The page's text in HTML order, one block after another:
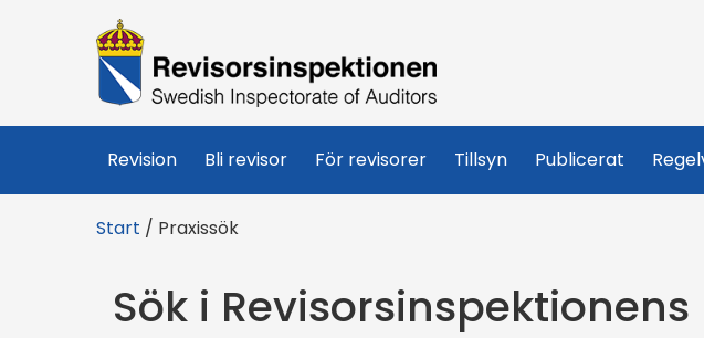
R
e
v
i
o
Revision Bli revisor För revisorer Tillsyn Publicerat
Start / Praxissök
Sök i